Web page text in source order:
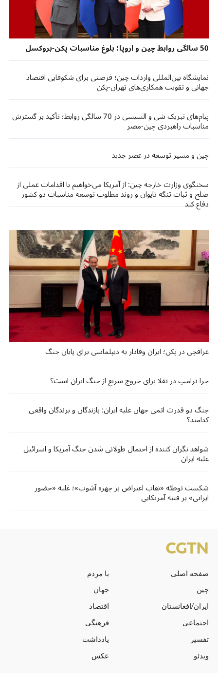
50 سالگی روابط چین و اروپا؛ بلوغ مناسبات پکن-بروکسل
نمایشگاه بین‌المللی واردات چین؛ فرصتی برای شکوفایی اقتصاد
جهانی و تقویت همکاری‌های تهران-پکن
پیام‌های تبریک شی و السیسی در 70 سالگی روابط؛ تأکید بر گسترش
مناسبات راهبردی چین-مصر
چین و مسیر توسعه در عصر جدید
سخنگوی وزارت خارجه چین: از آمریکا می‌خواهیم با اقدامات عملی از
صلح و ثبات تنگه تایوان و روند مطلوب توسعه مناسبات دو کشور
دفاع کند
عراقچی در پکن؛ ایران وفادار به دیپلماسی برای پایان جنگ
چرا ترامپ در تقلا برای خروج سریع از جنگ ایران است؟
جنگ دو قدرت اتمی جهان علیه ایران: بازندگان و برندگان واقعی
کدامند؟
شواهد نگران کننده از احتمال طولانی شدن جنگ آمریکا و اسرائیل
علیه ایران
شکست توطئه «نقاب اعتراض بر چهره آشوب»؛ غلبه «حضور
ایرانی» بر فتنه آمریکایی
صفحه اصلی
با مردم
چین
جهان
ایران/افغانستان
اقتصاد
اجتماعی
فرهنگی
تفسیر
یادداشت
ویدئو
عکس